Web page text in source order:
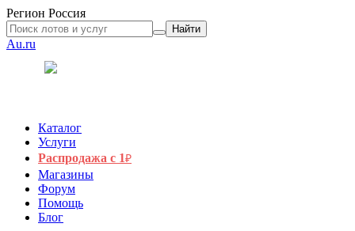
Регион Россия
Найти
Au.ru
Каталог
Услуги
Распродажа с 1₽
Магазины
Форум
Помощь
Блог